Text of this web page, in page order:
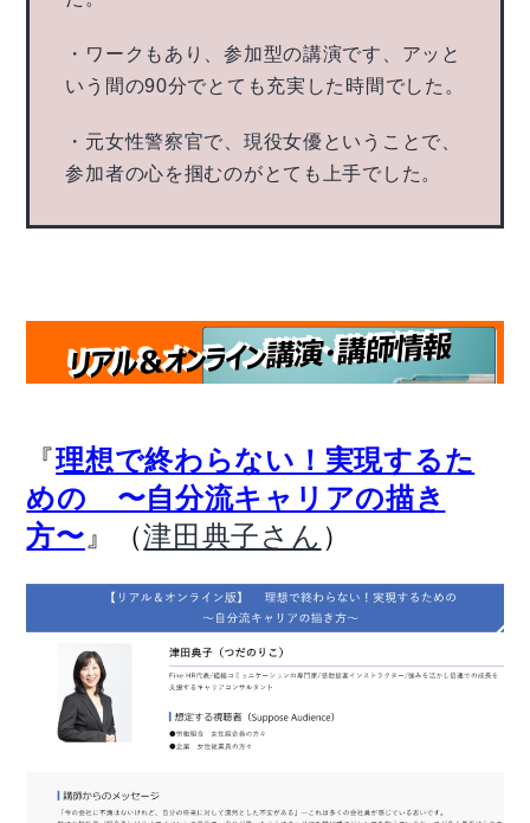
・ワークもあり、参加型の講演です、アッと
いう間の90分でとても充実した時間でした。
・元女性警察官で、現役女優ということで、
参加者の心を掴むのがとても上手でした。
『理想で終わらない！実現するた
めの 〜自分流キャリアの描き
方〜 』（津田典子さん ）